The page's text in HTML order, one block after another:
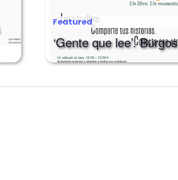
Featured
‘Gente que lee’. Burgos